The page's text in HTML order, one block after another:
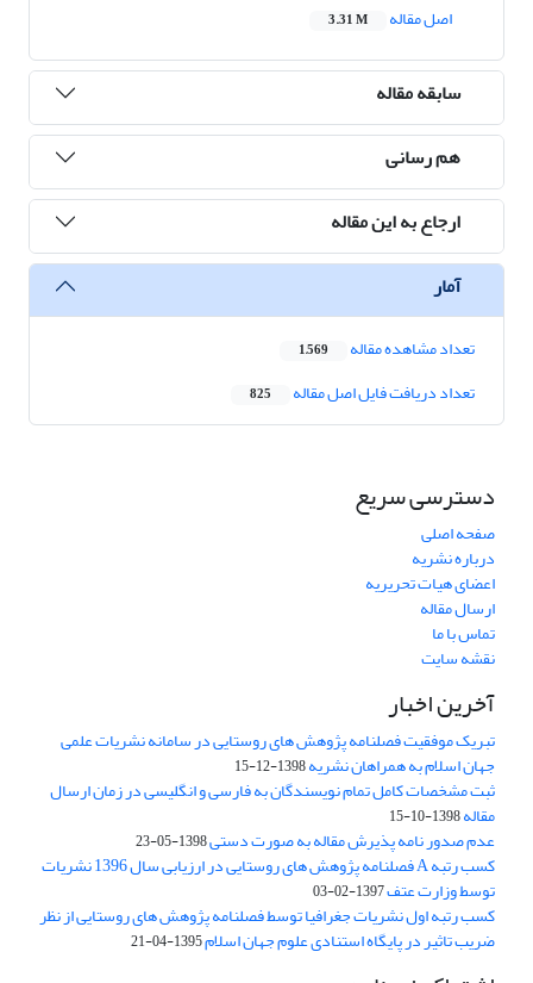
اصل مقاله
3.31 M
سابقه مقاله
هم رسانی
ارجاع به این مقاله
آمار
تعداد مشاهده مقاله 1,569
تعداد دریافت فایل اصل مقاله 825
دسترسی سریع
صفحه اصلی
درباره نشریه
اعضای هیات تحریریه
ارسال مقاله
تماس با ما
نقشه سایت
آخرین اخبار
تبریک موفقیت فصلنامه پژوهش های روستایی در سامانه نشریات علمی
جهان اسلام به همراهان نشریه1398-12-15
ثبت مشخصات کامل تمام نویسندگان به فارسی و انگلیسی در زمان ارسال
مقاله1398-10-15
عدم صدور نامه پذیرش مقاله به صورت دستی1398-05-23
کسب رتبه A فصلنامه پژوهش های روستایی در ارزیابی سال 1396 نشریات
توسط وزارت عتف1397-02-03
کسب رتبه اول نشریات جغرافیا توسط فصلنامه پژوهش های روستایی از نظر
ضریب تاثیر در پایگاه استنادی علوم جهان اسلام1395-04-21